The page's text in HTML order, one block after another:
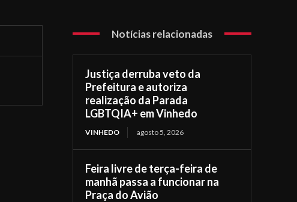
Notícias relacionadas
Justiça derruba veto da
Prefeitura e autoriza
realização da Parada
LGBTQIA+ em Vinhedo
VINHEDO agosto 5, 2026
Feira livre de terça-feira de
manhã passa a funcionar na
Praça do Avião